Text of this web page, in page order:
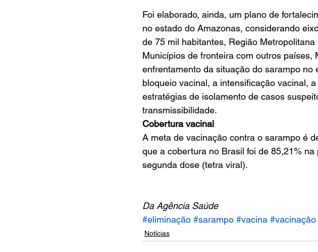
Foi elaborado, ainda, um plano de
no estado do Amazonas, considerando
de 75 mil habitantes, Região
Municípios de fronteira com outros países,
enfrentamento da situação do sarampo
bloqueio vacinal, a intensificação vacinal,
estratégias de isolamento de casos
transmissibilidade.
Cobertura vacinal
A meta de vacinação contra o sarampo é
que a cobertura no Brasil foi de 85,21%
segunda dose (tetra viral).
Da Agência Saúde
#eliminação #sarampo #vacina #vacinação
Notícias